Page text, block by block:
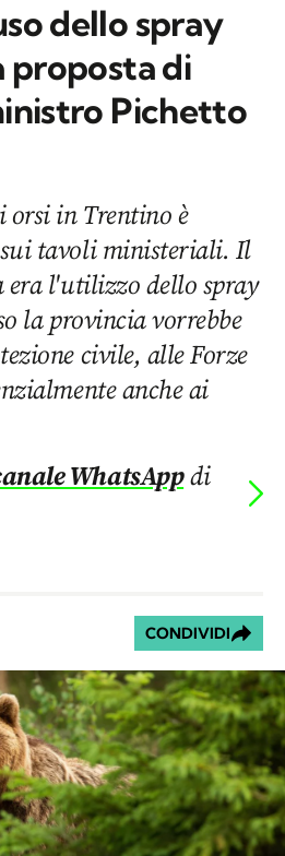
dello spray
proposta di
Pichetto
orsi in Trentino è
tavoli ministeriali. Il
era l'utilizzo dello spray
la provincia vorrebbe
civile, alle Forze
anche ai
WhatsAppdi
CONDIVIDI